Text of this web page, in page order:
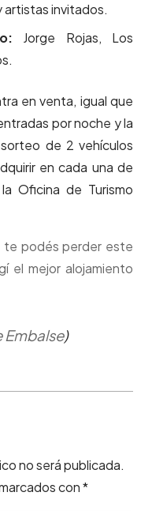
artistas invitados.
Jorge Rojas, Los
en venta, igual que
por noche y la
de 2 vehículos
en cada una de
Oficina de Turismo
te podés perder este
el mejor alojamiento
Embalse)
no será publicada.
con*